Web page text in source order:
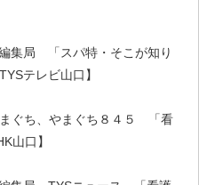
集局 「スパ特・そこが知り
テレビ山口】
ぐち、やまぐち８４５ 「看
山口】